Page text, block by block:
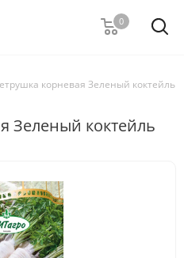
0
корневая Зеленый коктейль
Зеленый коктейль